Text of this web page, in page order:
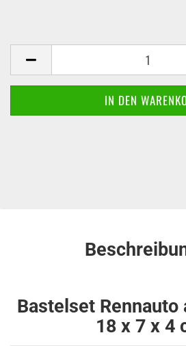
Bastelset Rennauto
18 x 7 x 4